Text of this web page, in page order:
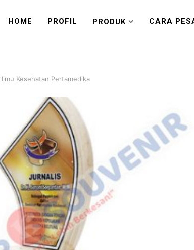
HOME PROFIL PRODUK CARA
Kesehatan Pertamedika